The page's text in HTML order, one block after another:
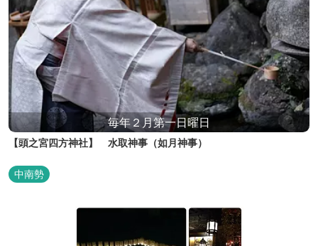
毎年２月第一日曜日
【頭之宮四方神社】 水取神事（如月神事）
中南勢